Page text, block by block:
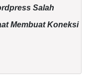
Salah
Membuat Koneksi